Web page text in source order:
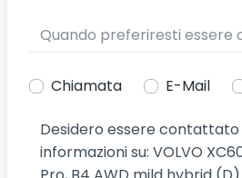
Chiamata E-Mail